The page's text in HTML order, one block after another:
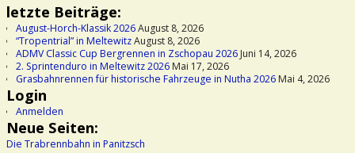
letzte Beiträge:
August-Horch-Klassik 2026August 8, 2026
“Tropentrial” in MeltewitzAugust 8, 2026
ADMV Classic Cup Bergrennen in Zschopau 2026Juni 14, 2026
2. Sprintenduro in Meltewitz 2026Mai 17, 2026
Grasbahnrennen für historische Fahrzeuge in Nutha 2026Mai 4, 2026
Login
Anmelden
Neue Seiten:
Die Trabrennbahn in Panitzsch